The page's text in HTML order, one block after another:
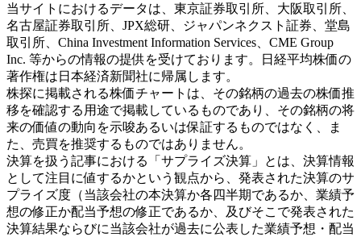
当サイトにおけるデータは、東京証券取引所、大阪取引所、
名古屋証券取引所、JPX総研、ジャパンネクスト証券、堂島
取引所、China Investment Information Services、CME Group
Inc. 等からの情報の提供を受けております。日経平均株価の
著作権は日本経済新聞社に帰属します。
株探に掲載される株価チャートは、その銘柄の過去の株価推
移を確認する用途で掲載しているものであり、その銘柄の将
来の価値の動向を示唆あるいは保証するものではなく、ま
た、売買を推奨するものではありません。
決算を扱う記事における「サプライズ決算」とは、決算情報
として注目に値するかという観点から、発表された決算のサ
プライズ度（当該会社の本決算か各四半期であるか、業績予
想の修正か配当予想の修正であるか、及びそこで発表された
決算結果ならびに当該会社が過去に公表した業績予想・配当